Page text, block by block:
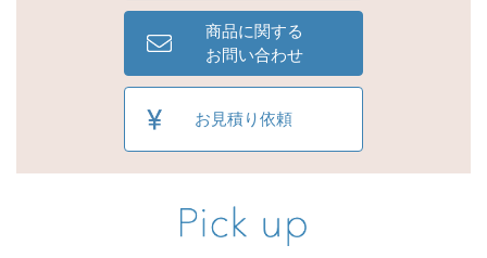
商品に関する
お問い合わせ
お見積り依頼